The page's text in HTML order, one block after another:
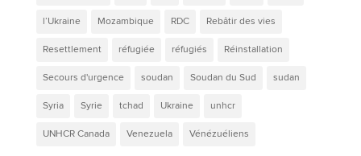
l’Ukraine Mozambique RDC Rebâtir des vies
Resettlement réfugiée réfugiés Réinstallation
Secours d'urgence soudan Soudan du Sud sudan
Syria Syrie tchad Ukraine unhcr
UNHCR Canada Venezuela Vénézuéliens